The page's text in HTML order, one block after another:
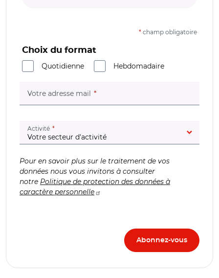
* champ obligatoire
Choix du format
Quotidienne
Hebdomadaire
Votre adresse mail (champ obligatoire)
Activité (champ obligatoire)
Pour en savoir plus sur le traitement de vos
données nous vous invitons à consulter
notre Politique de protection des données à
caractère personnelle